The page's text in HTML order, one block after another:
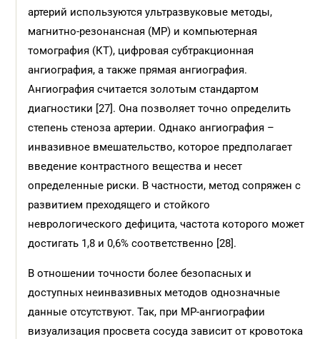
артерий используются ультразвуковые методы,
магнитно-резонансная (МР) и компьютерная
томография (КТ), цифровая субтракционная
ангиография, а также прямая ангиография.
Ангиография считается золотым стандартом
диагностики [27]. Она позволяет точно определить
степень стеноза артерии. Однако ангиография –
инвазивное вмешательство, которое предполагает
введение контрастного вещества и несет
определенные риски. В частности, метод сопряжен с
развитием преходящего и стойкого
неврологического дефицита, частота которого может
достигать 1,8 и 0,6% соответственно [28].
В отношении точности более безопасных и
доступных неинвазивных методов однозначные
данные отсутствуют. Так, при МР-ангиографии
визуализация просвета сосуда зависит от кровотока